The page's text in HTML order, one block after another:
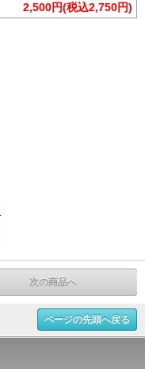
2,500円(税込2,750円)
次の商品へ
ページの先頭へ戻る